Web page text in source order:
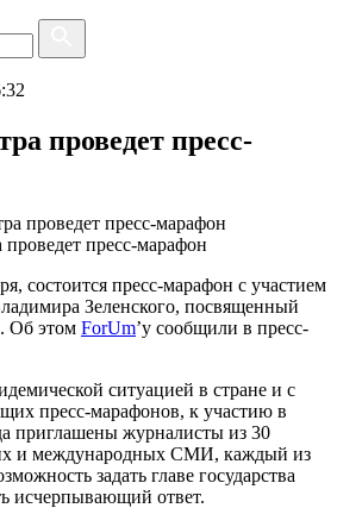
проведет пресс-
проведет пресс-марафон
состоится пресс-марафон с участием
Зеленского, посвященный
Об этом ForUm’у сообщили в пресс-
ситуацией в стране и с
пресс-марафонов, к участию в
приглашены журналисты из 30
и международных СМИ, каждый из
задать главе государства
исчерпывающий ответ.